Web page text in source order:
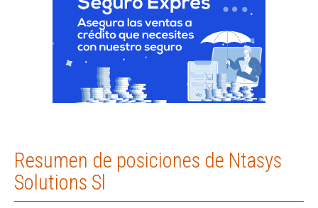
Resumen de posiciones de Ntasys
Solutions Sl